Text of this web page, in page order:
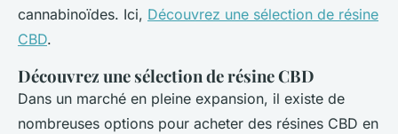
cannabinoïdes. Ici, Découvrez une sélection de résine
CBD.
Découvrez une sélection de résine CBD
Dans un marché en pleine expansion, il existe de
nombreuses options pour acheter des résines CBD en